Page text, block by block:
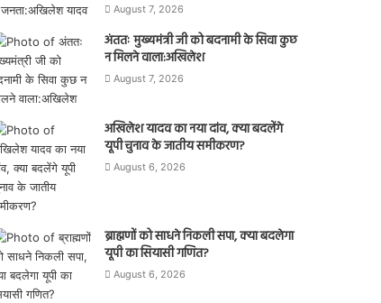
August 7, 2026
अंततः मुख्यमंत्री जी को बदनामी के सिवा कुछ
न मिलने वाला:अखिलेश
August 7, 2026
अखिलेश यादव का नया दांव, क्या बदलेंगे
यूपी चुनाव के जातीय समीकरण?
August 6, 2026
ब्राह्मणों को साधने निकली सपा, क्या बदलेगा
यूपी का सियासी गणित?
August 6, 2026